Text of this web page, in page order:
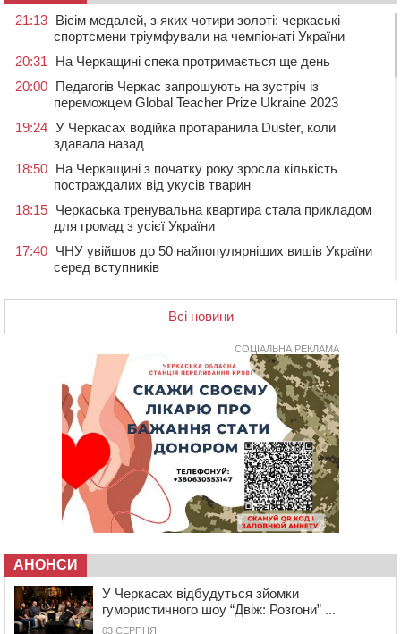
21:13 Вісім медалей, з яких чотири золоті: черкаські
спортсмени тріумфували на чемпіонаті України
20:31
На Черкащині спека протримається ще день
20:00 Педагогів Черкас запрошують на зустріч із
переможцем Global Teacher Prize Ukraine 2023
19:24 У Черкасах водійка протаранила Duster, коли
здавала назад
18:50 На Черкащині з початку року зросла кількість
постраждалих від укусів тварин
18:15 Черкаська тренувальна квартира стала прикладом
для громад з усієї України
17:40 ЧНУ увійшов до 50 найпопулярніших вишів України
серед вступників
контейнерний майданчик
16:32
Без розтину грудної клітки: у Черкасах 75-річній
пацієнтці замінили аортальний клапан
У Черкаському онкоцентрі встановили сонячну
електростанцію за понад пів мільйона гривень
У Київській області прощаються з полеглим на
фронті жителем Монастирищини
У Черкасах містяни через нову скляну зупинку і
вирізані дерева потерпають від спеки: Бондаренко
обіцяє масштабне озеленення
Провокував конфлікт і зачинився в автівці: у ТЦК
чоловіка у Тальному
13:55
У Тальному працівники ТЦК вибили вікно і
витягли з автівки чоловіка (ВІДЕО)
Всі новини
СОЦІАЛЬНА РЕКЛАМА
АНОНСИ
У Черкасах відбудуться зйомки
гумористичного шоу “Двіж: Розгони” ...
03 СЕРПНЯ